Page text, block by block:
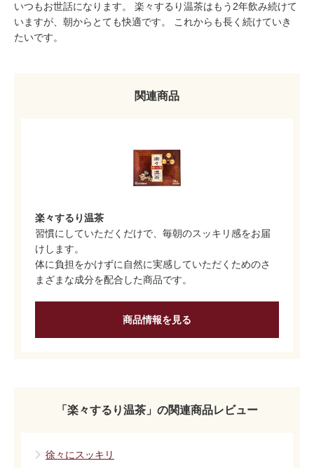
いつもお世話になります。 楽々するり温茶はもう2年飲み続けて
いますが、朝からとても快適です。 これからも長く続けていき
たいです。
関連商品
楽々するり温茶
習慣にしていただくだけで、毎朝のスッキリ感をお届
けします。
体に負担をかけずに自然に実感していただくためのさ
まざまな成分を配合した商品です。
商品情報を見る
「楽々するり温茶」の関連商品レビュー
徐々にスッキリ